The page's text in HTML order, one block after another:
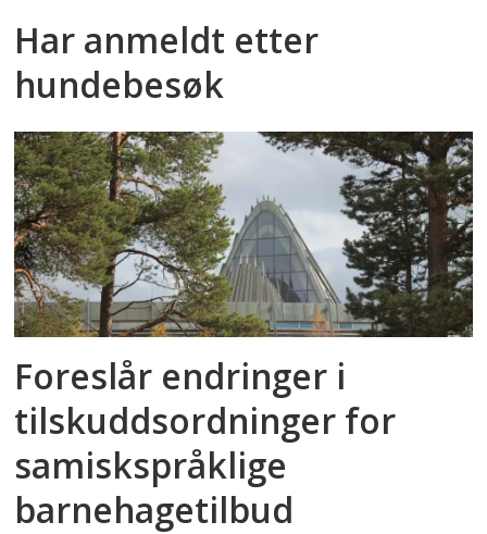
Har anmeldt etter
hundebesøk
Foreslår endringer i
tilskuddsordninger for
samiskspråklige
barnehagetilbud